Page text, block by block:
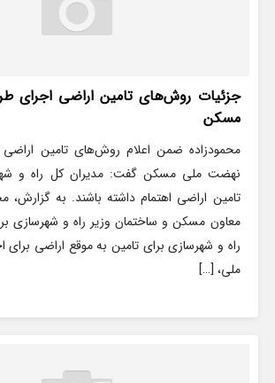
جزئیات روش‌های تامین اراضی اجرای
مسکن
محمودزاده ضمن اعلام روش‌های تامین
نهضت ملی مسکن گفت: مدیران کل راه و
تامین اراضی اهتمام داشته باشند. به گزارش،
معاون مسکن و ساختمان وزیر راه و شهرسازی
راه و شهرسازی برای تامین به موقع اراضی
ملی، […]